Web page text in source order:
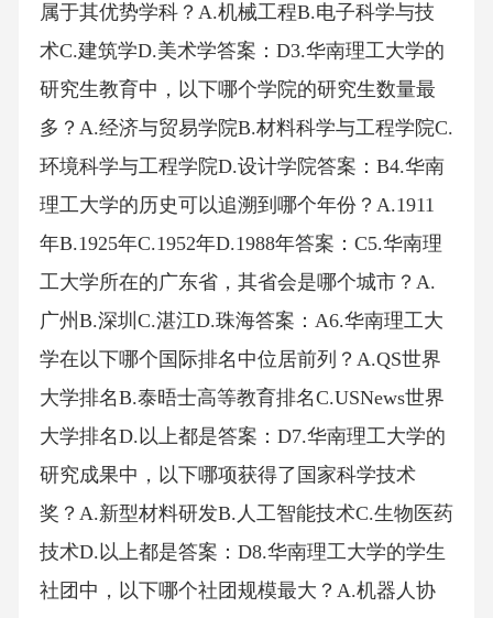
属于其优势学科？A.机械工程B.电子科学与技
术C.建筑学D.美术学答案：D3.华南理工大学的
研究生教育中，以下哪个学院的研究生数量最
多？A.经济与贸易学院B.材料科学与工程学院C.
环境科学与工程学院D.设计学院答案：B4.华南
理工大学的历史可以追溯到哪个年份？A.1911
年B.1925年C.1952年D.1988年答案：C5.华南理
工大学所在的广东省，其省会是哪个城市？A.
广州B.深圳C.湛江D.珠海答案：A6.华南理工大
学在以下哪个国际排名中位居前列？A.QS世界
大学排名B.泰晤士高等教育排名C.USNews世界
大学排名D.以上都是答案：D7.华南理工大学的
研究成果中，以下哪项获得了国家科学技术
奖？A.新型材料研发B.人工智能技术C.生物医药
技术D.以上都是答案：D8.华南理工大学的学生
社团中，以下哪个社团规模最大？A.机器人协